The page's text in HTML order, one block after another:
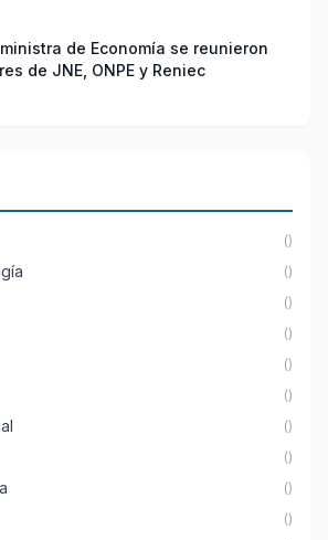
de Economía se reunieron
de JNE, ONPE y Reniec
()
()
()
()
()
()
()
()
()
()